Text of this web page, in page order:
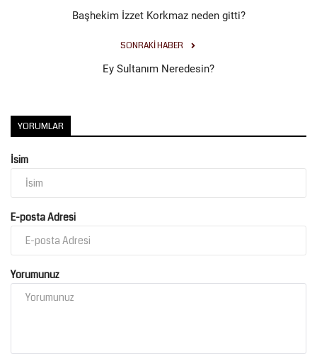
Başhekim İzzet Korkmaz neden gitti?
SONRAKI HABER
Ey Sultanım Neredesin?
YORUMLAR
İsim
E-posta Adresi
Yorumunuz